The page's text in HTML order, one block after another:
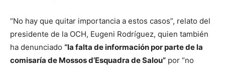
“No hay que quitar importancia a estos casos”, relato del
presidente de la OCH, Eugeni Rodríguez, quien también
ha denunciado “la falta de información por parte de la
comisaría de Mossos d’Esquadra de Salou” por “no